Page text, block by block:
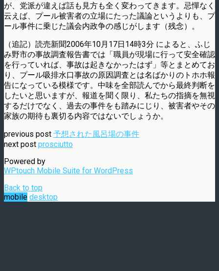
が、党派が違えば話も見方も全く変わってきます。忌憚なく
云えば、プール被害者の立場にたった議論というよりも、プ
ール事件に乗じた議会内政争の感じがします（残念）。
（追記）読売新聞2006年10月17日14時3分 によると、ふじ
み野市の事故調査報告書では「職員が現場に行って安全確認
を行っていれば、事故は起きなかったはず」等とまとめてお
り、プール吸排水口事故の原因調査とは名ばかりのトホホ報
告になっている模様です。中味を全部読んでから最終判断を
したいと思いますが、報道を聞く限り、私たちの指摘を無視
するだけでなく、過去の事件をも踏みにじり、被害者やその
家族の期待も裏切る内容ではないでしょうか。
previous post 予想された風呂場の事件
next post prosciutto
Powered by
WPtouch Mobile Suite for WordPress
Back to top
mobile desktop